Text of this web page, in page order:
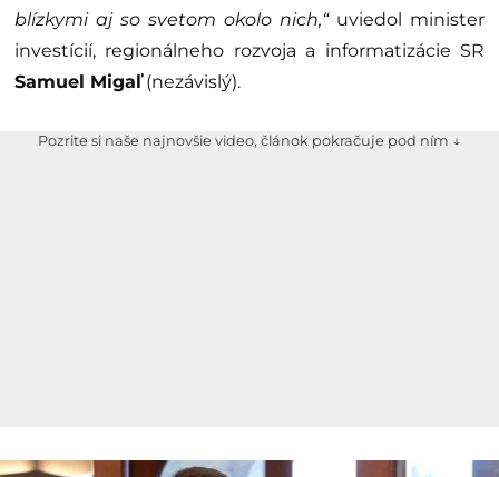
blízkymi aj so svetom okolo nich,“uviedol minister
investícií, regionálneho rozvoja a informatizácie SR
Samuel Migaľ(nezávislý).
Pozrite si naše najnovšie video, článok pokračuje pod ním ↓